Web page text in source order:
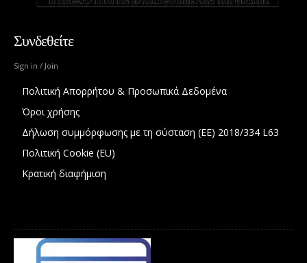
Συνδεθείτε
Sign in / Join
Πολιτική Απορρήτου & Προσωπικά Δεδομένα
Όροι χρήσης
Δήλωση συμμόρφωσης με τη σύσταση (ΕΕ) 2018/334 L63
Πολιτική Cookie (EU)
Κρατική διαφήμιση